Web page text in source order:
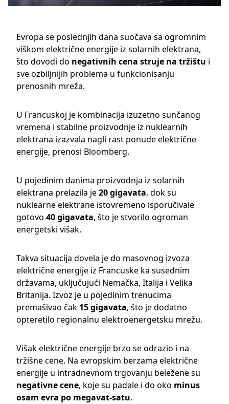
Evropa se poslednjih dana suočava sa ogromnim
viškom električne energije iz solarnih elektrana,
što dovodi do negativnih cena struje na tržištu i
sve ozbiljnijih problema u funkcionisanju
prenosnih mreža.
U Francuskoj je kombinacija izuzetno sunčanog
vremena i stabilne proizvodnje iz nuklearnih
elektrana izazvala nagli rast ponude električne
energije, prenosi Bloomberg.
U pojedinim danima proizvodnja iz solarnih
elektrana prelazila je20 gigavata, dok su
nuklearne elektrane istovremeno isporučivale
gotovo 40 gigavata, što je stvorilo ogroman
energetski višak.
Takva situacija dovela je do masovnog izvoza
električne energije iz Francuske ka susednim
državama, uključujući Nemačka, Italija i Velika
Britanija. Izvoz je u pojedinim trenucima
premašivao čak 15 gigavata, što je dodatno
opteretilo regionalnu elektroenergetsku mrežu.
Višak električne energije brzo se odrazio i na
tržišne cene. Na evropskim berzama električne
energije u intradnevnom trgovanju beležene su
negativne cene, koje su padale i do oko minus
osam evra po megavat-satu.